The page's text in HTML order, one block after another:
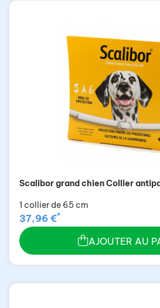
Scalibor grand chien Collier
1 collier de 65 cm
37,96 €*
AJOUTER AU